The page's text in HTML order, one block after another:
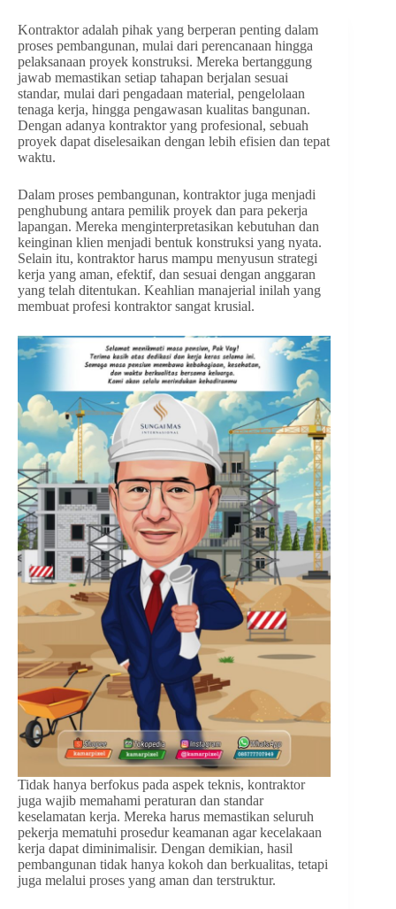
Kontraktor adalah pihak yang berperan penting dalam
proses pembangunan, mulai dari perencanaan hingga
pelaksanaan proyek konstruksi. Mereka bertanggung
jawab memastikan setiap tahapan berjalan sesuai
standar, mulai dari pengadaan material, pengelolaan
tenaga kerja, hingga pengawasan kualitas bangunan.
Dengan adanya kontraktor yang profesional, sebuah
proyek dapat diselesaikan dengan lebih efisien dan tepat
waktu.
Dalam proses pembangunan, kontraktor juga menjadi
penghubung antara pemilik proyek dan para pekerja
lapangan. Mereka menginterpretasikan kebutuhan dan
keinginan klien menjadi bentuk konstruksi yang nyata.
Selain itu, kontraktor harus mampu menyusun strategi
kerja yang aman, efektif, dan sesuai dengan anggaran
yang telah ditentukan. Keahlian manajerial inilah yang
membuat profesi kontraktor sangat krusial.
Tidak hanya berfokus pada aspek teknis, kontraktor
juga wajib memahami peraturan dan standar
keselamatan kerja. Mereka harus memastikan seluruh
pekerja mematuhi prosedur keamanan agar kecelakaan
kerja dapat diminimalisir. Dengan demikian, hasil
pembangunan tidak hanya kokoh dan berkualitas, tetapi
juga melalui proses yang aman dan terstruktur.